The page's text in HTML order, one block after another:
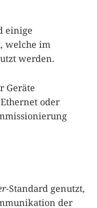
einige
welche im
werden.
Geräte
oder
-Standard genutzt,
der